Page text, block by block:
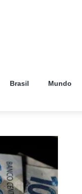
Brasil Mundo